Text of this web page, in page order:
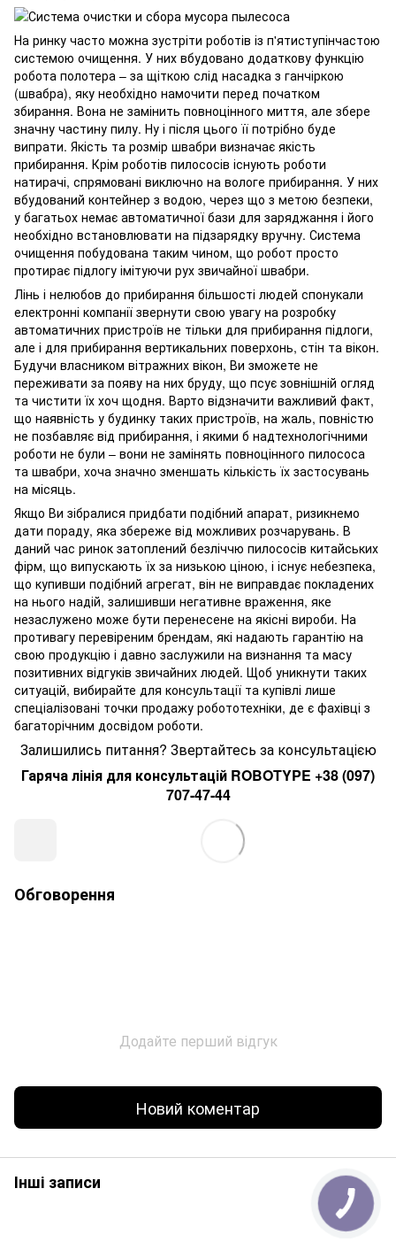
На ринку часто можна зустріти роботів із п'ятиступінчастою
системою очищення. У них вбудовано додаткову функцію
робота полотера – за щіткою слід насадка з ганчіркою
(швабра), яку необхідно намочити перед початком
збирання. Вона не замінить повноцінного миття, але збере
значну частину пилу. Ну і після цього її потрібно буде
випрати. Якість та розмір швабри визначає якість
прибирання. Крім роботів пилососів існують роботи
натирачі, спрямовані виключно на вологе прибирання. У них
вбудований контейнер з водою, через що з метою безпеки,
у багатьох немає автоматичної бази для заряджання і його
необхідно встановлювати на підзарядку вручну. Система
очищення побудована таким чином, що робот просто
протирає підлогу імітуючи рух звичайної швабри.
Лінь і нелюбов до прибирання більшості людей спонукали
електронні компанії звернути свою увагу на розробку
автоматичних пристроїв не тільки для прибирання підлоги,
але і для прибирання вертикальних поверхонь, стін та вікон.
Будучи власником вітражних вікон, Ви зможете не
переживати за появу на них бруду, що псує зовнішній огляд
та чистити їх хоч щодня. Варто відзначити важливий факт,
що наявність у будинку таких пристроїв, на жаль, повністю
не позбавляє від прибирання, і якими б надтехнологічними
роботи не були – вони не замінять повноцінного пилососа
та швабри, хоча значно зменшать кількість їх застосувань
на місяць.
Якщо Ви зібралися придбати подібний апарат, ризикнемо
дати пораду, яка збереже від можливих розчарувань. В
даний час ринок затоплений безліччю пилососів китайських
фірм, що випускають їх за низькою ціною, і існує небезпека,
що купивши подібний агрегат, він не виправдає покладених
на нього надій, залишивши негативне враження, яке
незаслужено може бути перенесене на якісні вироби. На
противагу перевіреним брендам, які надають гарантію на
свою продукцію і давно заслужили на визнання та масу
позитивних відгуків звичайних людей. Щоб уникнути таких
ситуацій, вибирайте для консультації та купівлі лише
спеціалізовані точки продажу робототехніки, де є фахівці з
багаторічним досвідом роботи.
Залишились питання? Звертайтесь за консультацією
Гаряча лінія для консультацій ROBOTYPE +38 (097)
707-47-44
Обговорення
Додайте перший відгук
Новий коментар
Інші записи